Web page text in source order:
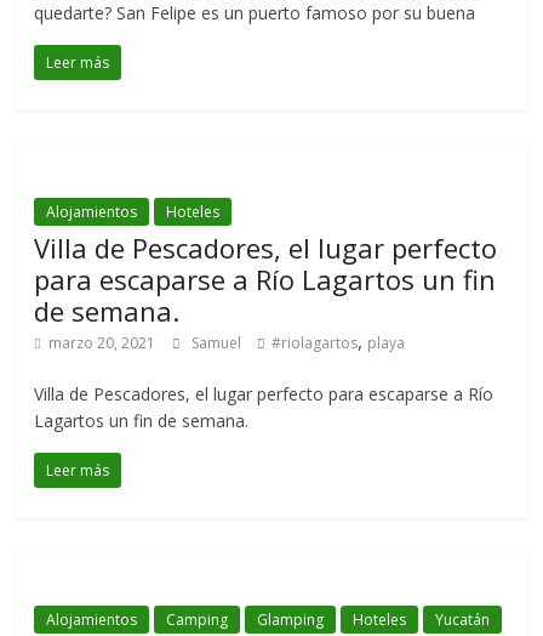
quedarte? San Felipe es un puerto famoso por su buena
Leer más
Alojamientos Hoteles
Villa de Pescadores, el lugar perfecto
para escaparse a Río Lagartos un fin
de semana.
marzo 20, 2021 Samuel #riolagartos, playa
Villa de Pescadores, el lugar perfecto para escaparse a Río
Lagartos un fin de semana.
Leer más
Alojamientos Camping Glamping Hoteles Yucatán